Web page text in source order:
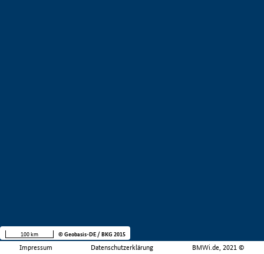
Impressum Datenschutzerklärung BMWi.de, 2021 ©
100 km © Geobasis-DE / BKG 2015